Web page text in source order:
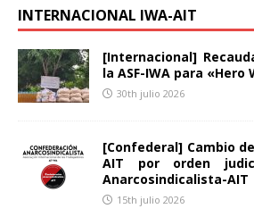
INTERNACIONAL IWA-AIT
[Internacional]
la ASF-IWA para «Hero
30th julio 2026
[Confederal] Cambio
AIT por orden
Anarcosindicalista-AIT
15th julio 2026